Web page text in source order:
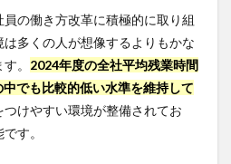
の働き方改革に積極的に取り組
多くの人が想像するよりもかな
。 2024年度の全社平均残業時間
でも比較的低い水準を維持して
けやすい環境が整備されてお
す。